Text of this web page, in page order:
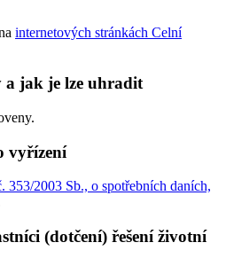
internetových stránkách Celní
a jak je lze uhradit
vyřízení
353/2003 Sb., o spotřebních daních,
(dotčení) řešení životní